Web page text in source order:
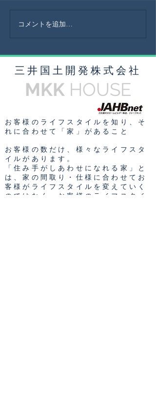
コメントを追加…
​三井国土開発株式会社
MKKHOUSE
お客様のライフスタイルを知り、そ
れに合わせて「家」があること
お客様の数だけ、様々なライフスタ
イルがあります。
「住み手がしあわせになれる家」と
は、家の間取り・仕様に合わせてお
客様がライフスタイルを変えていく
のではなく、お客様のライフスタイ